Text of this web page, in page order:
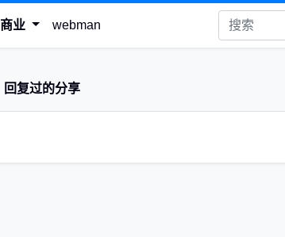
商业 webman
回复过的分享